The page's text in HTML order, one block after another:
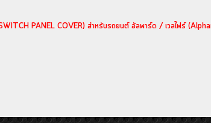
PANEL COVER) สำหรับรถยนต์ อัลพาร์ด / เวลไฟร์